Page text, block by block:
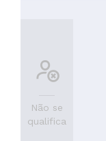
Não se
qualifica